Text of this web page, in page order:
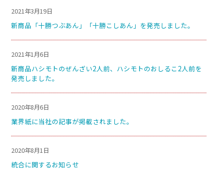
2021年3月19日
新商品「十勝つぶあん」「十勝こしあん」を発売しました。
2021年1月6日
新商品ハシモトのぜんざい2人前、ハシモトのおしるこ2人前を
発売しました。
2020年8月6日
業界紙に当社の記事が掲載されました。
2020年8月1日
統合に関するお知らせ